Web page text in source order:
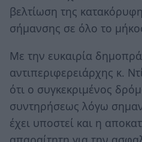
βελτίωση της
σήμανσης σε όλο το
Με την ευκαιρία
αντιπεριφερειάρχης κ.
ότι ο συγκεκριμένος
συντηρήσεως λόγω
έχει υποστεί και η